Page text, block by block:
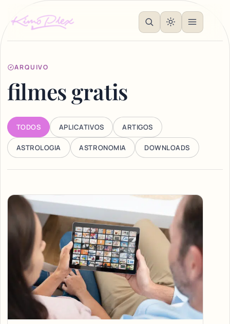
ARQUIVO
filmes gratis
TODOS APLICATIVOS ARTIGOS
ASTROLOGIA ASTRONOMIA DOWNLOADS
Articles